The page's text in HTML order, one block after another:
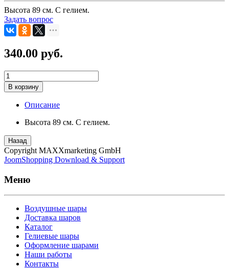
Высота 89 см. С гелием.
Задать вопрос
340.00 руб.
В корзину
Описание
Высота 89 см. С гелием.
Назад
Copyright MAXXmarketing GmbH
JoomShopping Download & Support
Меню
Воздушные шары
Доставка шаров
Каталог
Гелиевые шары
Оформление шарами
Наши работы
Контакты